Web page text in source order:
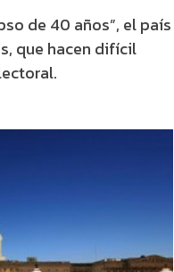
de 40 años”, el país
que hacen difícil